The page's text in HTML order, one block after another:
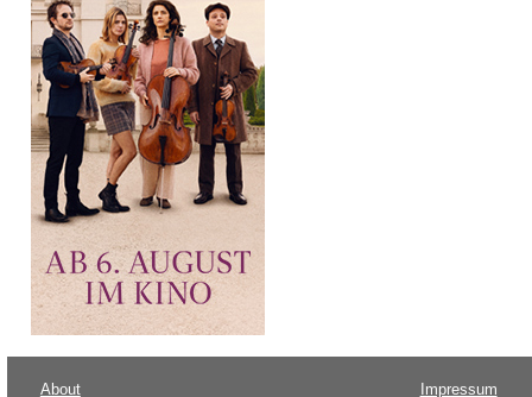
About Impressum